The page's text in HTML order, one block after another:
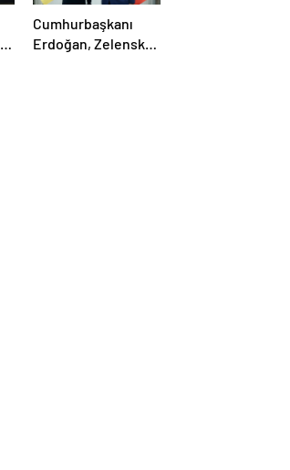
Cumhurbaşkanı
Erdoğan, Zelensky